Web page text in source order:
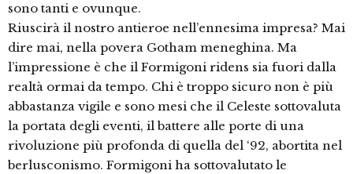
sono tanti e ovunque.
Riuscirà il nostro antieroe nell’ennesima impresa? Mai
dire mai, nella povera Gotham meneghina. Ma
l’impressione è che il Formigoni ridens sia fuori dalla
realtà ormai da tempo. Chi è troppo sicuro non è più
abbastanza vigile e sono mesi che il Celeste sottovaluta
la portata degli eventi, il battere alle porte di una
rivoluzione più profonda di quella del ‘92, abortita nel
berlusconismo. Formigoni ha sottovalutato le